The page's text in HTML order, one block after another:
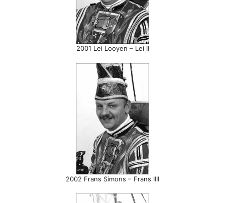
2001 Lei Looyen – Lei II
2002 Frans Simons – Frans IIII